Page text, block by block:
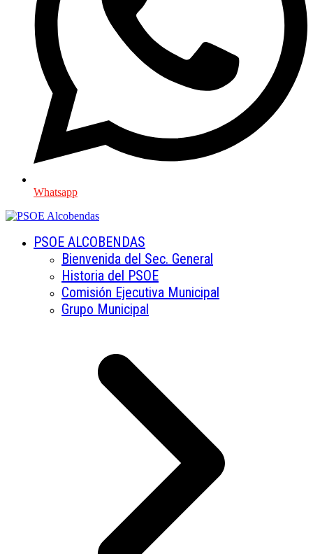
Whatsapp
PSOE ALCOBENDAS
Bienvenida del Sec. General
Historia del PSOE
Comisión Ejecutiva Municipal
Grupo Municipal